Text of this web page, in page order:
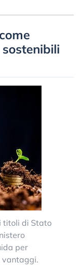
titoli di Stato
per
vantaggi.